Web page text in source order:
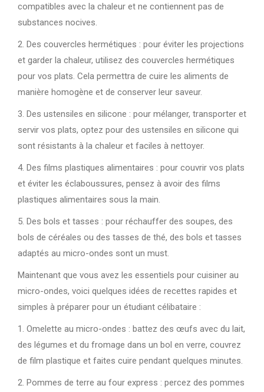
compatibles avec la chaleur et ne contiennent pas de
substances nocives.
2. Des couvercles hermétiques : pour éviter les projections
et garder la chaleur, utilisez des couvercles hermétiques
pour vos plats. Cela permettra de cuire les aliments de
manière homogène et de conserver leur saveur.
3. Des ustensiles en silicone : pour mélanger, transporter et
servir vos plats, optez pour des ustensiles en silicone qui
sont résistants à la chaleur et faciles à nettoyer.
4. Des films plastiques alimentaires : pour couvrir vos plats
et éviter les éclaboussures, pensez à avoir des films
plastiques alimentaires sous la main.
5. Des bols et tasses : pour réchauffer des soupes, des
bols de céréales ou des tasses de thé, des bols et tasses
adaptés au micro-ondes sont un must.
Maintenant que vous avez les essentiels pour cuisiner au
micro-ondes, voici quelques idées de recettes rapides et
simples à préparer pour un étudiant célibataire :
1. Omelette au micro-ondes : battez des œufs avec du lait,
des légumes et du fromage dans un bol en verre, couvrez
de film plastique et faites cuire pendant quelques minutes.
2. Pommes de terre au four express : percez des pommes